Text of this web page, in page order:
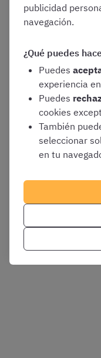
publicidad
navegación.
¿Qué puedes
Puedes
experiencia
Puedes
cookies
También
seleccionar
en tu